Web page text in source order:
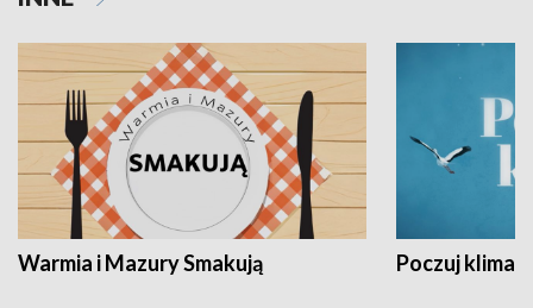
Warmia i Mazury Smakują Poczuj klimat